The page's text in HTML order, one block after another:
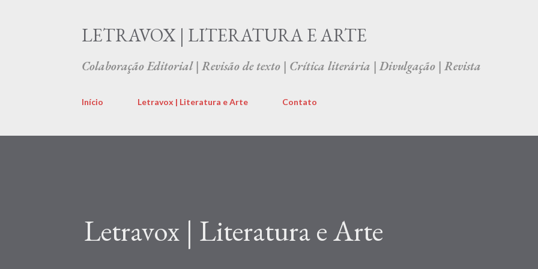
LETRAVOX | LITERATURA E ARTE
Colaboração Editorial | Revisão de texto | Crítica literária | Divulgação | Revista
Início Letravox | Literatura e Arte Contato
Letravox | Literatura e Arte